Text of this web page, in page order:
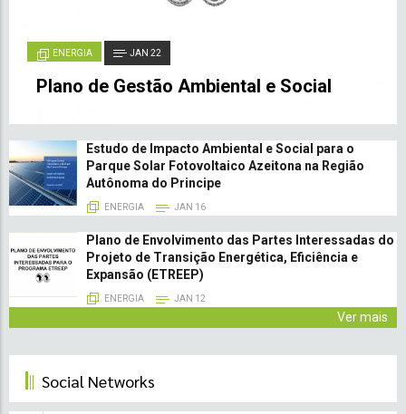
ENERGIA JAN 22
Plano de Gestão Ambiental e Social
Estudo de Impacto Ambiental e Social para o
Parque Solar Fotovoltaico Azeitona na Região
Autônoma do Principe
ENERGIA JAN 16
Plano de Envolvimento das Partes Interessadas do
Projeto de Transição Energética, Eficiência e
Expansão (ETREEP)
ENERGIA JAN 12
Ver mais
Social Networks